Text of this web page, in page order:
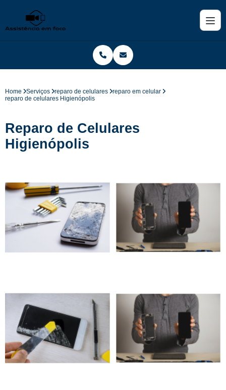
Home Serviços reparo de celulares
reparo em celular
reparo de celulares Higienópolis
Reparo de Celulares
Higienópolis